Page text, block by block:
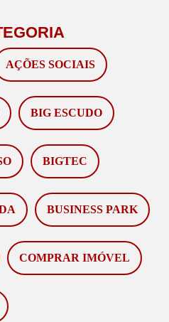
AÇÕES SOCIAIS
BIG ESCUDO
BIGTEC
BUSINESS PARK
COMPRAR IMÓVEL